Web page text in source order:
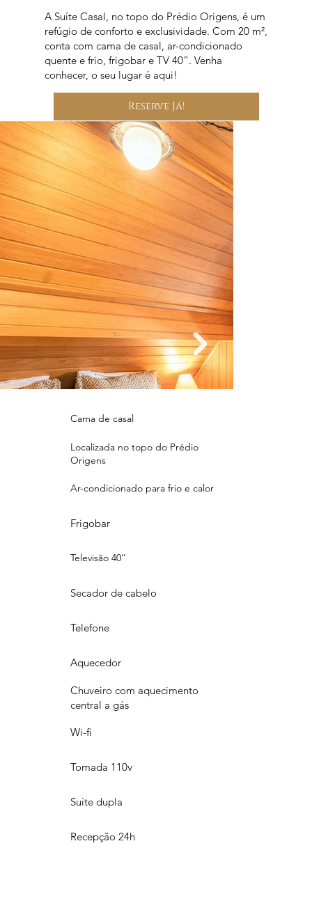
A Suíte Casal, no topo do Prédio Origens, é um
refúgio de conforto e exclusividade. Com 20 m²,
conta com cama de casal, ar-condicionado
quente e frio, frigobar e TV 40”. Venha
conhecer, o seu lugar é aqui!
Reserve Já!
Cama de casal
Localizada no topo do Prédio
Origens
Ar-condicionado para frio e calor
Frigobar
Televisão 40’’
Secador de cabelo
Telefone
Aquecedor
Chuveiro com aquecimento
central a gás
Wi-fi
Tomada 110v
Suíte dupla
Recepção 24h